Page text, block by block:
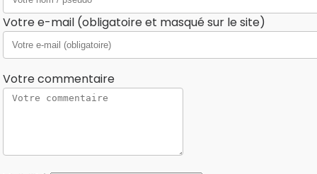
Votre e-mail (obligatoire et masqué sur le site)
Votre commentaire